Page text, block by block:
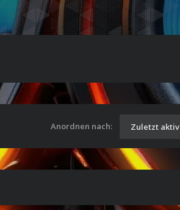
Anordnen nach: Zuletzt aktiv